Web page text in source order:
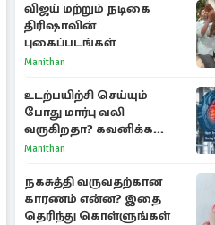
விஜய் மற்றும் நடிகை
திரிஷாவின்
புகைப்படங்கள்
Manithan
உடற்பயிற்சி செய்யும்
போது மார்பு வலி
வருகிறதா? கவனிக்க
வேண்டிய எச்சரிக்கை
Manithan
நகசுத்தி வருவதற்கான
காரணம் என்ன? இதை
தெரிந்து கொள்ளுங்கள்